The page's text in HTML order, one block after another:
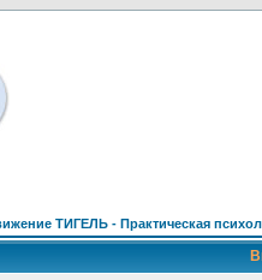
ТИГЕЛЬ - Практическая